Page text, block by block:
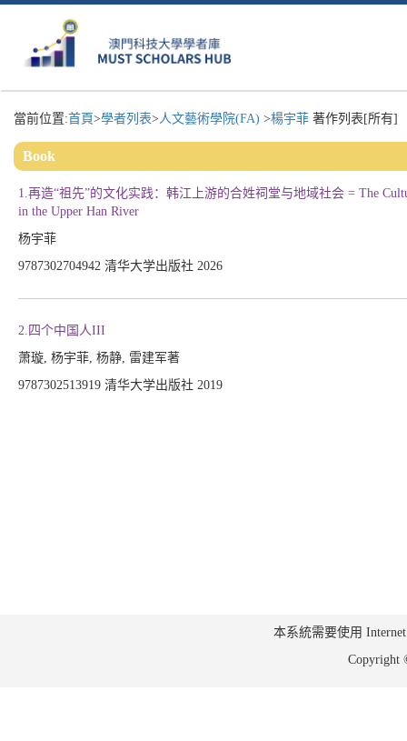
當前位置:首頁>學者列表>人文藝術學院(FA) >楊宇菲 著作列表[所有]
Book
1.再造“祖先”的文化实践：韩江上游的合姓祠堂与地域社会 = The
in the Upper Han River
杨宇菲
9787302704942 清华大学出版社 2026
2.四个中国人III
萧璇, 杨宇菲, 杨静, 雷建军著
9787302513919 清华大学出版社 2019
本系統需要使用
Copyright